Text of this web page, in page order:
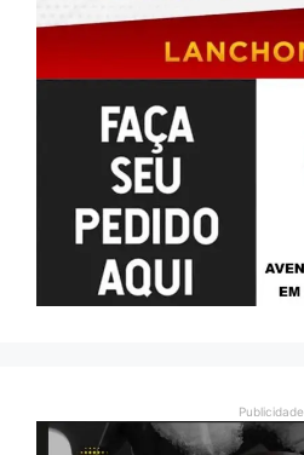
Publicidade